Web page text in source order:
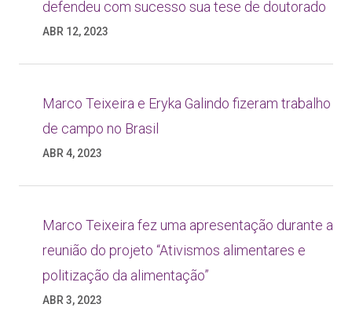
defendeu com sucesso sua tese de doutorado
ABR 12, 2023
Marco Teixeira e Eryka Galindo fizeram trabalho
de campo no Brasil
ABR 4, 2023
Marco Teixeira fez uma apresentação durante a
reunião do projeto “Ativismos alimentares e
politização da alimentação”
ABR 3, 2023